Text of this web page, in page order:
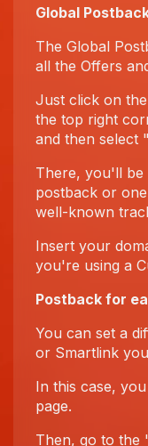
Global
The Global
all the Offers
Just click on
the top right
and then select
There, you'll be
postback or
well-known
Insert your
you're using a
Postback for
You can set a
or Smartlink
In this case,
page.
Then, go to the